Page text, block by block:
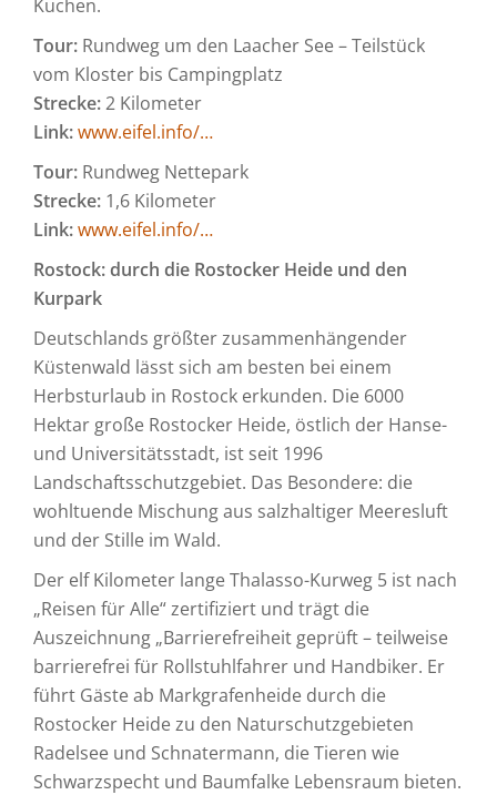
Kuchen.
Tour: Rundweg um den Laacher See – Teilstück
vom Kloster bis Campingplatz
Strecke:2 Kilometer
Link:www.eifel.info/…
Tour: Rundweg Nettepark
Strecke: 1,6 Kilometer
Link:www.eifel.info/…
Rostock: durch die Rostocker Heide und den
Kurpark
Deutschlands größter zusammenhängender
Küstenwald lässt sich am besten bei einem
Herbsturlaub in Rostock erkunden. Die 6000
Hektar große Rostocker Heide, östlich der Hanse-
und Universitätsstadt, ist seit 1996
Landschaftsschutzgebiet. Das Besondere: die
wohltuende Mischung aus salzhaltiger Meeresluft
und der Stille im Wald.
Der elf Kilometer lange Thalasso-Kurweg 5 ist nach
„Reisen für Alle“ zertifiziert und trägt die
Auszeichnung „Barrierefreiheit geprüft – teilweise
barrierefrei für Rollstuhlfahrer und Handbiker. Er
führt Gäste ab Markgrafenheide durch die
Rostocker Heide zu den Naturschutzgebieten
Radelsee und Schnatermann, die Tieren wie
Schwarzspecht und Baumfalke Lebensraum bieten.